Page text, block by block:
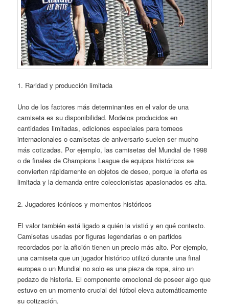
1. Raridad y producción limitada
Uno de los factores más determinantes en el valor de una
camiseta es su disponibilidad. Modelos producidos en
cantidades limitadas, ediciones especiales para torneos
internacionales o camisetas de aniversario suelen ser mucho
más cotizadas. Por ejemplo, las camisetas del Mundial de 1998
o de finales de Champions League de equipos históricos se
convierten rápidamente en objetos de deseo, porque la oferta es
limitada y la demanda entre coleccionistas apasionados es alta.
2. Jugadores icónicos y momentos históricos
El valor también está ligado a quién la vistió y en qué contexto.
Camisetas usadas por figuras legendarias o en partidos
recordados por la afición tienen un precio más alto. Por ejemplo,
una camiseta que un jugador histórico utilizó durante una final
europea o un Mundial no solo es una pieza de ropa, sino un
pedazo de historia. El componente emocional de poseer algo que
estuvo en un momento crucial del fútbol eleva automáticamente
su cotización.